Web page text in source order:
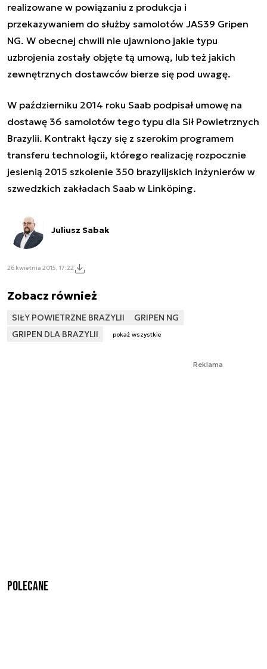
realizowane w powiązaniu z produkcja i
przekazywaniem do służby samolotów JAS39 Gripen
NG. W obecnej chwili nie ujawniono jakie typu
uzbrojenia zostały objęte tą umową, lub też jakich
zewnętrznych dostawców bierze się pod uwagę.
W październiku 2014 roku Saab podpisał umowę na
dostawę 36 samolotów tego typu dla Sił Powietrznych
Brazylii. Kontrakt łączy się z szerokim programem
transferu technologii, którego realizację rozpocznie
jesienią 2015 szkolenie 350 brazylijskich inżynierów w
szwedzkich zakładach Saab w Linköping.
Juliusz Sabak
26 kwietnia 2015, 17:22
Zobacz również
SIŁY POWIETRZNE BRAZYLII
GRIPEN NG
GRIPEN DLA BRAZYLII
pokaż wszystkie
Reklama
Polecane